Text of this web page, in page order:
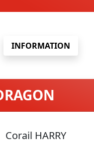
INFORMATION
Corail HARRY